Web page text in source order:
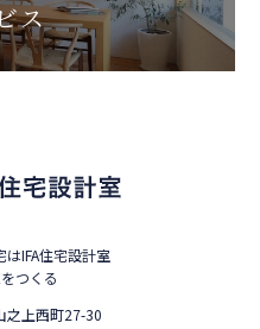
ス
IFA住宅設計室
つくる
之上西町27-30